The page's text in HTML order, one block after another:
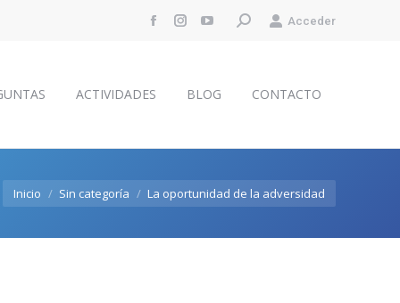
Facebook
in
window
Instagram
in
window
YouTube
in
window
Buscar: Acceder
ACTIVIDADES BLOG CONTACTO
Estás aquí:
Inicio Sin categoría La oportunidad de la adversidad